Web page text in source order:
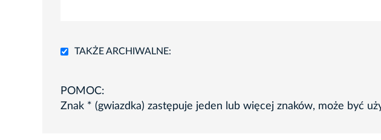
TAKŻE ARCHIWALNE:
POMOC:
Znak * (gwiazdka) zastępuje jeden lub więcej znaków, może być